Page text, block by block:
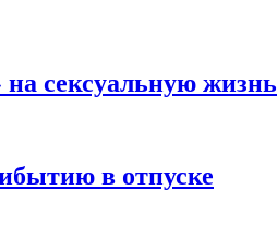
сексуальную жизнь
в отпуске